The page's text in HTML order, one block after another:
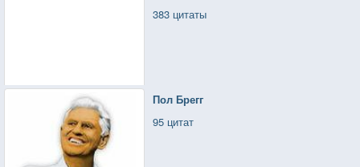
383 цитаты
Пол Брегг
95 цитат